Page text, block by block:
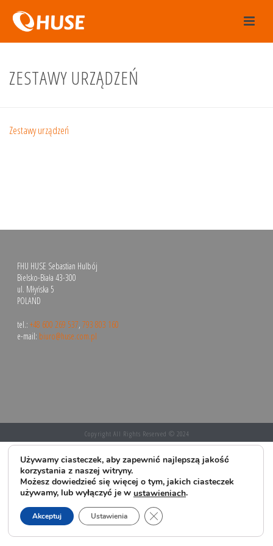
ZESTAWY URZĄDZEŃ
Zestawy urządzeń
FHU HUSE Sebastian Hulbój
Bielsko-Biała 43-300
ul. Młyńska 5
POLAND
tel.:+48 600 269 537,793 803 160
e-mail: biuro@huse.com.pl
Copyright All Rights Reserved © 2024
Używamy ciasteczek, aby zapewnić najlepszą jakość
korzystania z naszej witryny.
Możesz dowiedzieć się więcej o tym, jakich ciasteczek
używamy, lub wyłączyć je w ustawieniach.
Akceptuj Ustawienia Zamknij panel powiadomień o